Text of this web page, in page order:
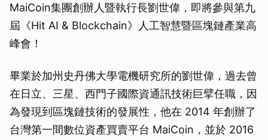
MaiCoin集團創辦人暨執行長劉世偉，即將參與第九
屆《Hit AI & Blockchain》人工智慧暨區塊鏈產業高
峰會！
畢業於加州史丹佛大學電機研究所的劉世偉，過去曾
在日立、三星、西門子國際資通訊技術巨擘任職，因
為發現到區塊鏈技術的發展性，他在 2014 年創辦了
台灣第一間數位資產買賣平台 MaiCoin，並於 2016